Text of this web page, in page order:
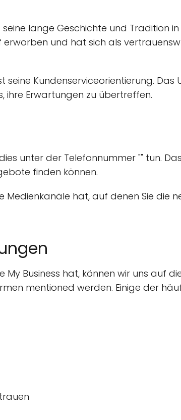
lange Geschichte und Tradition
und hat sich als
seine Kundenserviceorientierung.
ihre Erwartungen zu übertreffen.
unter der Telefonnummer "" tun.
finden können.
Medienkanäle hat, auf denen Sie die
Business hat, können wir uns auf
mentioned werden. Einige der